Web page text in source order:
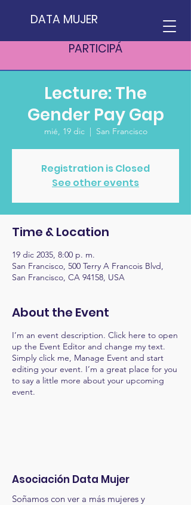
DATA MUJER
PARTICIPÁ
Lecture: The
Gender Pay Gap
mié, 19 dic
  |
San Francisco
Registration is Closed
See other events
Time & Location
19 dic 2035, 8:00 p. m.
San Francisco, 500 Terry A Francois Blvd,
San Francisco, CA 94158, USA
About the Event
I’m an event description. Click here to open
up the Event Editor and change my text.
Simply click me, Manage Event and start
editing your event. I’m a great place for you
to say a little more about your upcoming
event.
Asociación Data Mujer
Soñamos con ver a más mujeres y